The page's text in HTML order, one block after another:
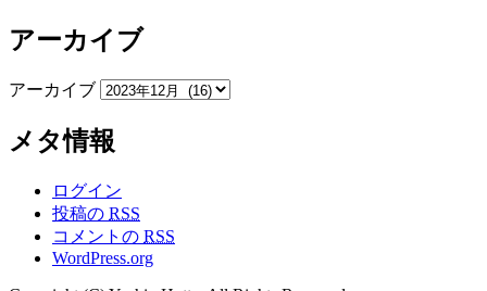
アーカイブ
アーカイブ
メタ情報
ログイン
投稿の RSS
コメントの RSS
WordPress.org